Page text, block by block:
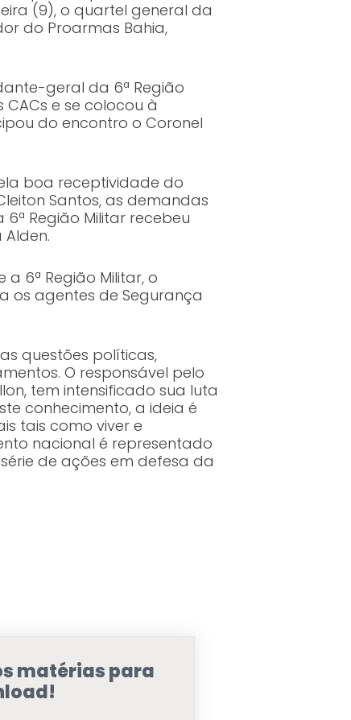
(9), o quartel general da
do Proarmas Bahia,
geral da 6ª Região
e se colocou à
do encontro o Coronel
boa receptividade do
Santos, as demandas
6ª Região Militar recebeu
6ª Região Militar, o
agentes de Segurança
questões políticas,
O responsável pelo
tem intensificado sua luta
conhecimento, a ideia é
tais como viver e
nacional é representado
de ações em defesa da
matérias para